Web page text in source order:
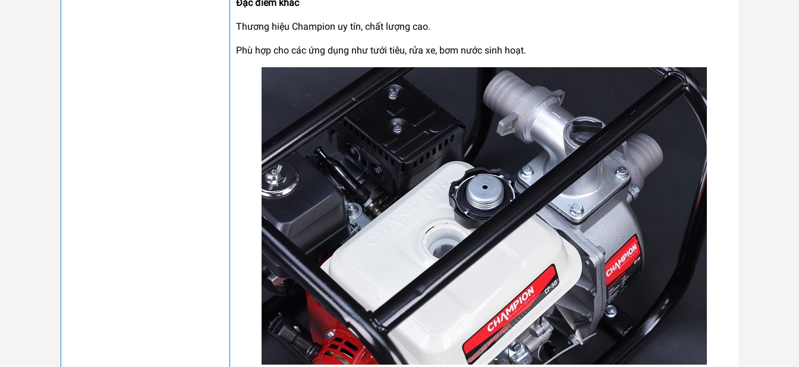
Đặc điểm khác
Thương hiệu Champion uy tín, chất lượng cao.
Phù hợp cho các ứng dụng như tưới tiêu, rửa xe, bơm nước sinh hoạt.